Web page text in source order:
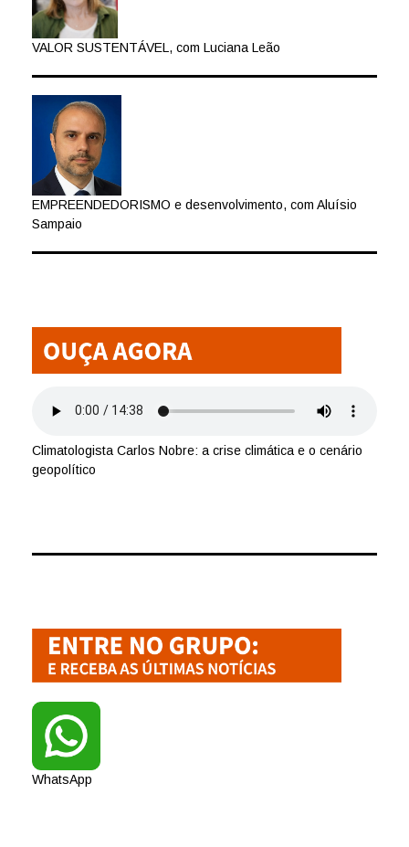
VALOR SUSTENTÁVEL, com Luciana Leão
EMPREENDEDORISMO e desenvolvimento, com Aluísio
Sampaio
Climatologista Carlos Nobre: a crise climática e o cenário
geopolítico
WhatsApp